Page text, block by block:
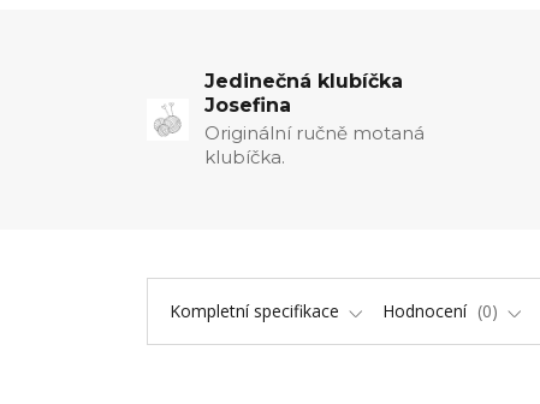
Jedinečná klubíčka
Josefina
Originální ručně motaná
klubíčka.
Kompletní specifikace Hodnocení 0